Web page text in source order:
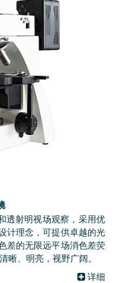
透射明视场观察，采用优
计理念，可提供卓越的光
差的无限远平场消色差荧
晰、明亮，视野广阔。
详细